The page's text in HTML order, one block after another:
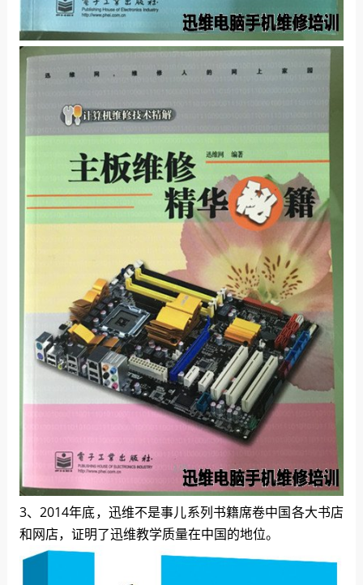
3、2014年底，迅维不是事儿系列书籍席卷中国各大书店
和网店，证明了迅维教学质量在中国的地位。